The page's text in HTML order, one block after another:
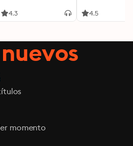
4.3 4.5
momento